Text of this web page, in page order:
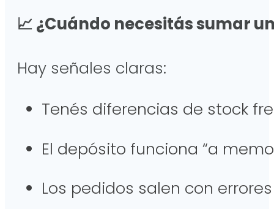
📈 ¿Cuándo necesitás sumar un
Hay señales claras:
Tenés diferencias de stock
El depósito funciona “a
Los pedidos salen con